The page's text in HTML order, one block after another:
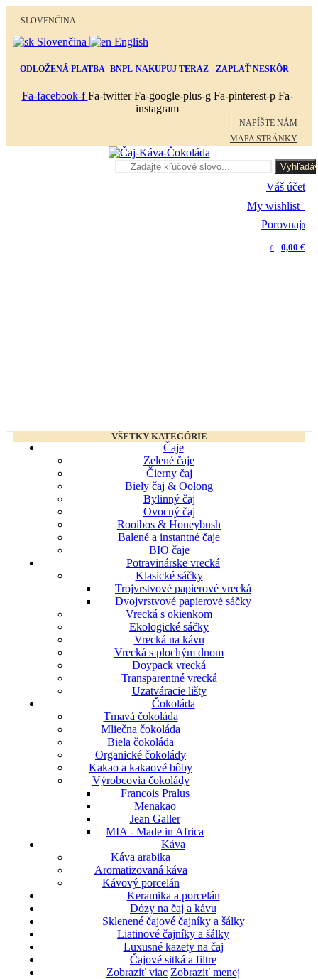
SLOVENČINA
Slovenčina English
ODLOŽENÁ PLATBA- BNPL-NAKUPUJ TERAZ - ZAPLAŤ NESKÔR
Fa-facebook-f Fa-twitter Fa-google-plus-g Fa-pinterest-p Fa-
instagram
NAPÍŠTE NÁM
MAPA STRÁNKY
Váš účet
My wishlist
Porovnaj0
0 0,00 €
VŠETKY KATEGÓRIE
Čaje
Zelené čaje
Čierny čaj
Biely čaj & Oolong
Bylinný čaj
Ovocný čaj
Rooibos & Honeybush
Balené a instantné čaje
BIO čaje
Potravinárske vrecká
Klasické sáčky
Trojvrstvové papierové vrecká
Dvojvrstvové papierové sáčky
Vrecká s okienkom
Ekologické sáčky
Vrecká na kávu
Vrecká s plochým dnom
Doypack vrecká
Transparentné vrecká
Uzatváracie lišty
Čokoláda
Tmavá čokoláda
Mliečna čokoláda
Biela čokoláda
Organické čokolády
Kakao a kakaové bôby
Výrobcovia čokolády
Francois Pralus
Menakao
Jean Galler
MIA - Made in Africa
Káva
Káva arabika
Aromatizovaná káva
Kávový porcelán
Keramika a porcelán
Dózy na čaj a kávu
Sklenené čajové čajníky a šálky
Liatinové čajníky a šálky
Luxusné kazety na čaj
Čajové sitká a filtre
Zobraziť viac Zobraziť menej